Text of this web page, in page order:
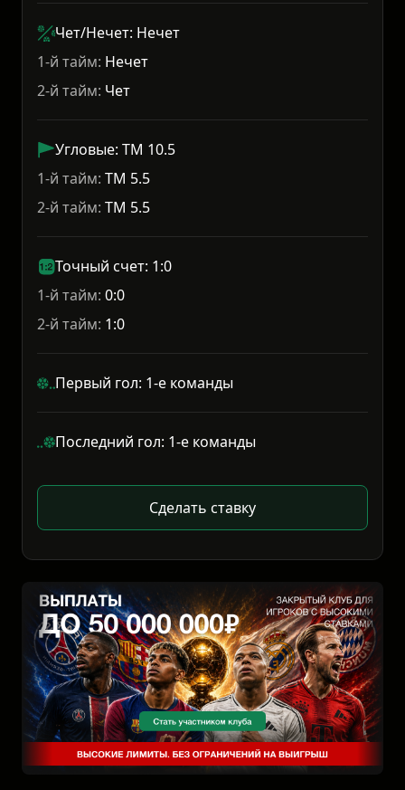
Чет/Нечет: Нечет
1-й тайм: Нечет
2-й тайм: Чет
Угловые: ТМ 10.5
1-й тайм: ТМ 5.5
2-й тайм: ТМ 5.5
Точный счет: 1:0
1-й тайм: 0:0
2-й тайм: 1:0
Первый гол: 1-е команды
Последний гол: 1-е команды
Сделать ставку